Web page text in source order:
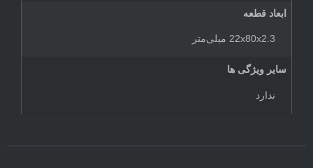
ابعاد قطعه
22x80x2.3 میلی‌متر
سایر ویژگی ها
ندارد